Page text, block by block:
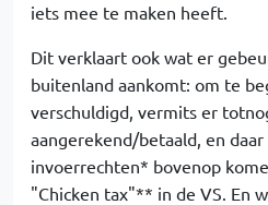
iets mee te maken heeft.
Dit verklaart ook wat er
buitenland aankomt: om te
verschuldigd, vermits er
aangerekend/betaald, en
invoerrechten* bovenop
"Chicken tax"** in de VS. En